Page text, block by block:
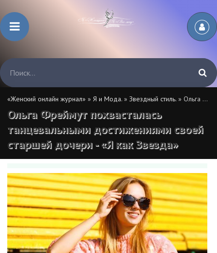
«Женский онлайн журнал» » Я и Мода. » Звездный стиль. » Ольга Фреймут похвасталась танцевальными достижениями своей старшей дочери - «Я как Звезда»
Ольга Фреймут похвасталась
танцевальными достижениями своей
старшей дочери - «Я как Звезда»